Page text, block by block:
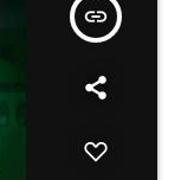
insert_link